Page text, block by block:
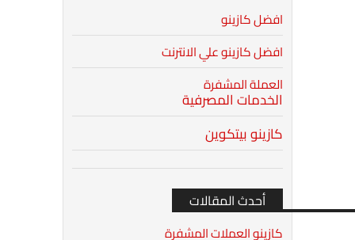
افضل كازينو
افضل كازينو علي الانترنت
العملة المشفرة
الخدمات المصرفية
كازينو بيتكوين
أحدث المقالات
كازينو العملات المشفرة